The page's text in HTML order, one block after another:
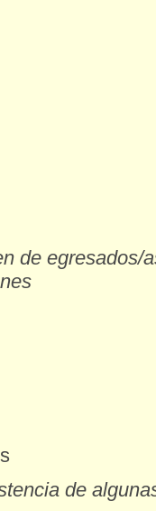
de egresados/
de